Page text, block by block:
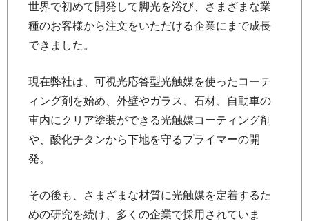
世界で初めて開発して脚光を浴び、さまざまな業
種のお客様から注文をいただける企業にまで成長
できました。
現在弊社は、可視光応答型光触媒を使ったコーテ
ィング剤を始め、外壁やガラス、石材、自動車の
車内にクリア塗装ができる光触媒コーティング剤
や、酸化チタンから下地を守るプライマーの開
発。
その後も、さまざまな材質に光触媒を定着するた
めの研究を続け、多くの企業で採用されていま